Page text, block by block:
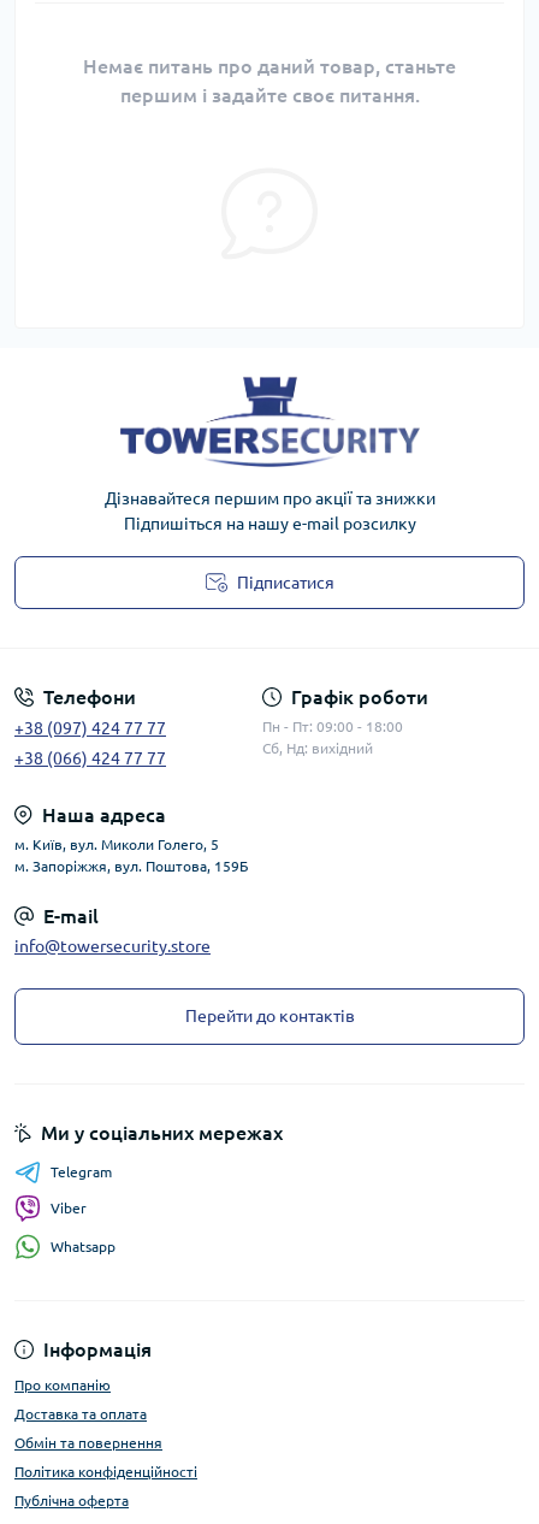
Немає питань про даний товар, станьте
першим і задайте своє питання.
Дізнавайтеся першим про акції та знижки
Підпишіться на нашу e-mail розсилку
Підписатися
Телефони
+38 (097) 424 77 77
+38 (066) 424 77 77
Графік роботи
Пн - Пт: 09:00 - 18:00
Сб, Нд: вихідний
Наша адреса
м. Київ, вул. Миколи Голего, 5
м. Запоріжжя, вул. Поштова, 159Б
E-mail
info@towersecurity.store
Перейти до контактів
Інформація
Про компанію
Доставка та оплата
Обмін та повернення
Політика конфіденційності
Публічна оферта
Ми у соціальних мережах
Telegram
Viber
Whatsapp